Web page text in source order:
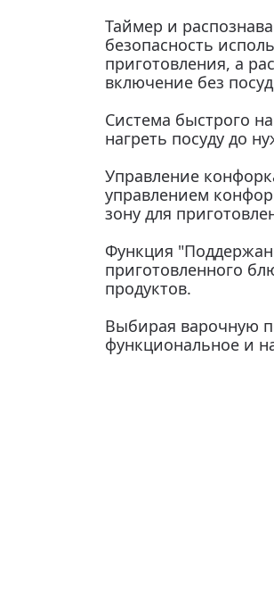
Таймер и
безопасность
приготовления, а
включение без
Система быстрого
нагреть посуду до
Управление
управлением
зону для
Функция
приготовленного
продуктов.
Выбирая варочную
функциональное и